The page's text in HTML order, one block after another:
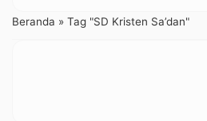
Beranda » Tag "SD Kristen Sa’dan"